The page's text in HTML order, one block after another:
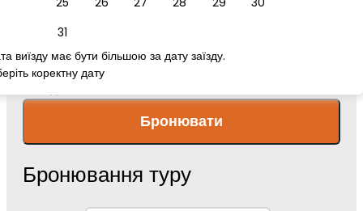
31
виїзду має бути більшою за дату заїзду.
коректну дату
Бронювати
Бронювання туру